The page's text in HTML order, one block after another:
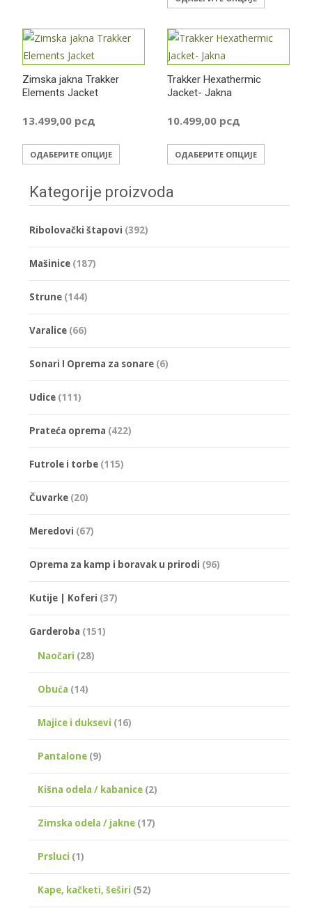
страници
производа.
има
Zimska jakna Trakker
Elements Jacket
13.499,00 рсд
ОДАБЕРИТЕ ОПЦИЈЕ
има
више
варијанти.
производа.
Trakker Hexathermic
Jacket- Jakna
10.499,00 рсд
ОДАБЕРИТЕ ОПЦИЈЕ
више
Kategorije proizvoda
Ribolovački štapovi (392)
Mašinice (187)
Strune (144)
Varalice (66)
Sonari I Oprema za sonare (6)
Udice (111)
Prateća oprema (422)
Futrole i torbe (115)
Čuvarke (20)
Meredovi (67)
Oprema za kamp i boravak u prirodi (96)
Kutije | Koferi (37)
Garderoba (151)
Naočari (28)
Obuća (14)
Majice i duksevi (16)
Pantalone (9)
Kišna odela / kabanice (2)
Zimska odela / jakne (17)
Prsluci (1)
Kape, kačketi, šeširi (52)